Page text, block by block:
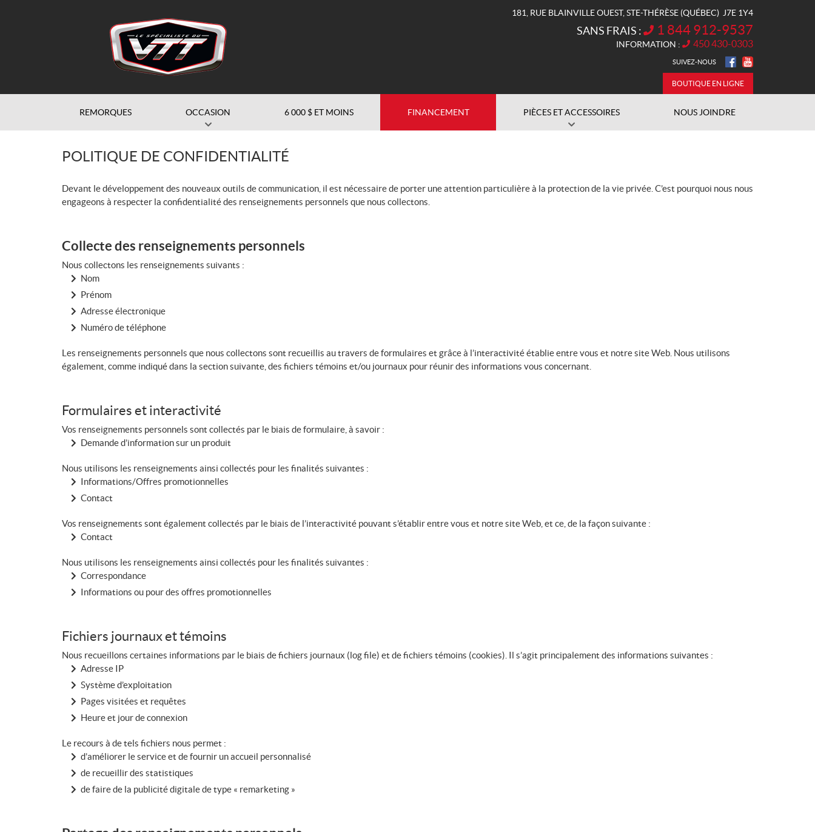
181, RUE BLAINVILLE OUEST, STE-THÉRÈSE (QUÉBEC) J7E 1Y4
SANS FRAIS : 1 844 912-9537
INFORMATION : 450 430-0303
SUIVEZ-NOUS
BOUTIQUE EN LIGNE
REMORQUES OCCASION 6 000 $ ET MOINS FINANCEMENT PIÈCES ET ACCESSOIRES NOUS JOINDRE
POLITIQUE DE CONFIDENTIALITÉ
Devant le développement des nouveaux outils de communication, il est nécessaire de porter une attention particulière à la protection de la vie privée. C’est pourquoi nous nous
engageons à respecter la confidentialité des renseignements personnels que nous collectons.
Collecte des renseignements personnels
Nous collectons les renseignements suivants :
Nom
Prénom
Adresse électronique
Numéro de téléphone
Les renseignements personnels que nous collectons sont recueillis au travers de formulaires et grâce à l’interactivité établie entre vous et notre site Web. Nous utilisons
également, comme indiqué dans la section suivante, des fichiers témoins et/ou journaux pour réunir des informations vous concernant.
Formulaires et interactivité
Vos renseignements personnels sont collectés par le biais de formulaire, à savoir :
Demande d’information sur un produit
Nous utilisons les renseignements ainsi collectés pour les finalités suivantes :
Informations/Offres promotionnelles
Contact
Vos renseignements sont également collectés par le biais de l’interactivité pouvant s’établir entre vous et notre site Web, et ce, de la façon suivante :
Contact
Nous utilisons les renseignements ainsi collectés pour les finalités suivantes :
Correspondance
Informations ou pour des offres promotionnelles
Fichiers journaux et témoins
Nous recueillons certaines informations par le biais de fichiers journaux (log file) et de fichiers témoins (cookies). Il s’agit principalement des informations suivantes :
Adresse IP
Système d’exploitation
Pages visitées et requêtes
Heure et jour de connexion
Le recours à de tels fichiers nous permet :
d’améliorer le service et de fournir un accueil personnalisé
de recueillir des statistiques
de faire de la publicité digitale de type « remarketing »